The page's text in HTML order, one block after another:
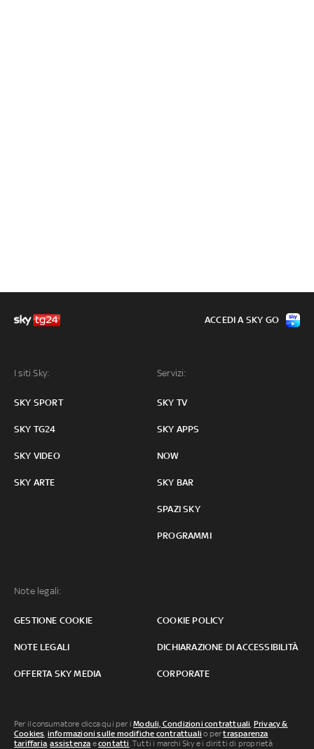
I siti Sky:
SKY SPORT
SKY TG24
SKY VIDEO
SKY ARTE
Servizi:
SKY TV
SKY APPS
NOW
SKY BAR
SPAZI SKY
PROGRAMMI
Note legali:
GESTIONE COOKIE COOKIE POLICY
NOTE LEGALI DICHIARAZIONE DI ACCESSIBILITÀ
OFFERTA SKY MEDIA CORPORATE
ACCEDI A SKY GO
Per il consumatore clicca qui per iModuli, Condizioni contrattuali, Privacy &
Cookies, informazioni sulle modifiche contrattuali o pertrasparenza
tariffaria,assistenza econtatti. Tutti i marchi Sky e i diritti di proprietà